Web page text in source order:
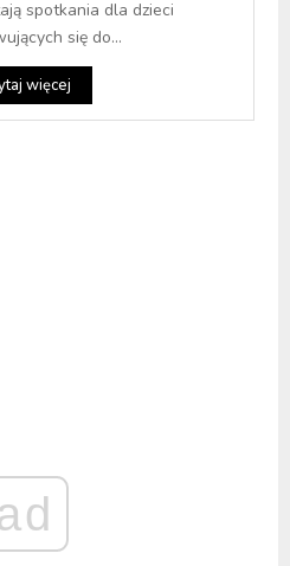
spotkania dla dzieci
się do...
więcej